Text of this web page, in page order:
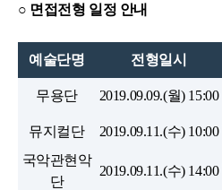
○ 면접전형 일정 안내
예술단명 전형일시
무용단 2019.09.09.(월) 15:00
뮤지컬단 2019.09.11.(수) 10:00
국악관현악
단
2019.09.11.(수) 14:00